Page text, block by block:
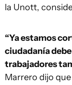
la Unott,
“Ya estamos
ciudadanía
trabajadores
Marrero dijo